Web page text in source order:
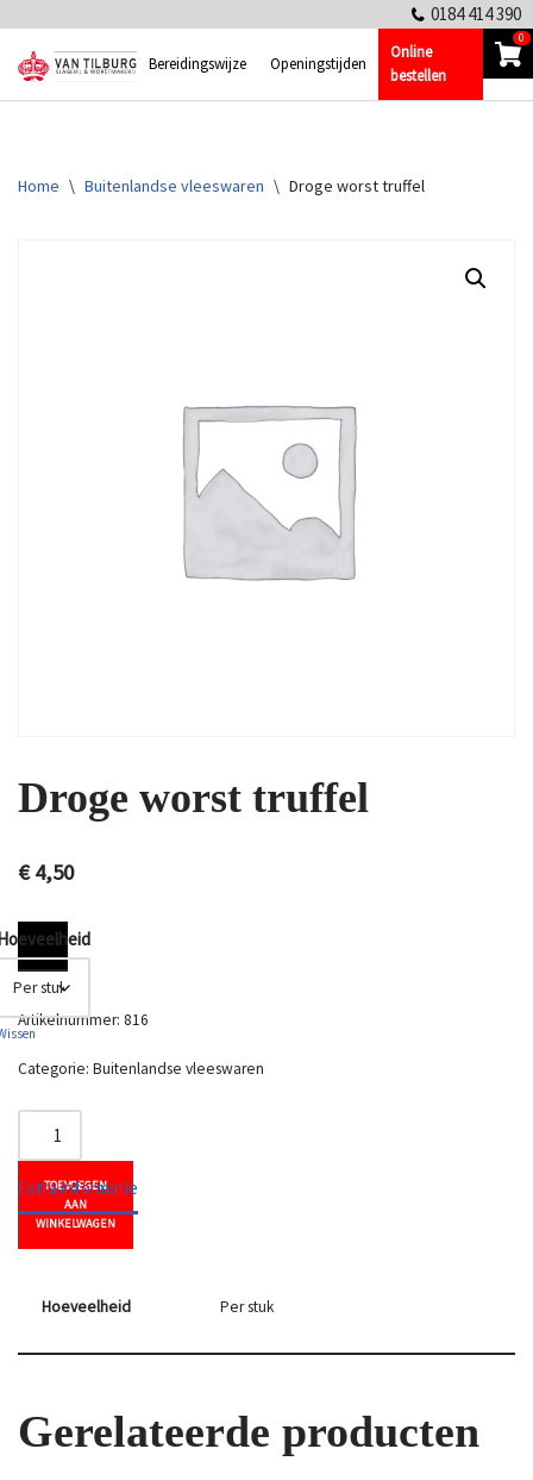
Ga
0184 414 390
Bereidingswijze Openingstijden
Online
bestellen
0
Home \ Buitenlandse vleeswaren \ Droge worst truffel
Droge worst truffel
€4,50
TOEVOEGEN
AAN
WINKELWAGEN
Artikelnummer: 816
Categorie: Buitenlandse vleeswaren
Extra informatie
Hoeveelheid Per stuk
Gerelateerde producten